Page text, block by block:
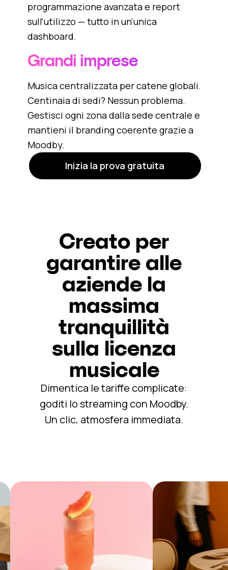
programmazione avanzata e report
sull'utilizzo — tutto in un'unica
dashboard.
Grandi imprese
Musica centralizzata per catene globali.
Centinaia di sedi? Nessun problema.
Gestisci ogni zona dalla sede centrale e
mantieni il branding coerente grazie a
Moodby.
Inizia la prova gratuita
Creato per
garantire alle
aziende la
massima
tranquillità
sulla licenza
musicale
Dimentica le tariffe complicate:
goditi lo streaming con Moodby.
Un clic, atmosfera immediata.